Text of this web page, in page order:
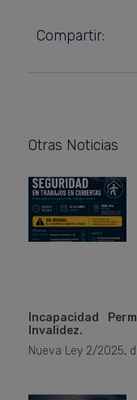
Compartir:
Otras Noticias
Incapacidad
Invalidez.
Nueva Ley 2/2025,